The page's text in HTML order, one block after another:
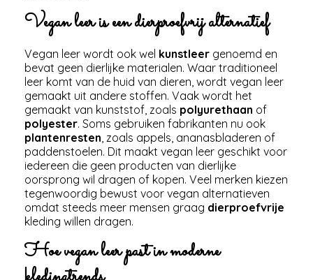
Vegan leer is een dierproefvrij alternatief
Vegan leer wordt ook wel kunstleergenoemd en
bevat geen dierlijke materialen. Waar traditioneel
leer komt van de huid van dieren, wordt vegan leer
gemaakt uit andere stoffen. Vaak wordt het
gemaakt van kunststof, zoals polyurethaan of
polyester. Soms gebruiken fabrikanten nu ook
plantenresten , zoals appels, ananasbladeren of
paddenstoelen. Dit maakt vegan leer geschikt voor
iedereen die geen producten van dierlijke
oorsprong wil dragen of kopen. Veel merken kiezen
tegenwoordig bewust voor vegan alternatieven
omdat steeds meer mensen graag dierproefvrije
kleding willen dragen.
Hoe vegan leer past in moderne